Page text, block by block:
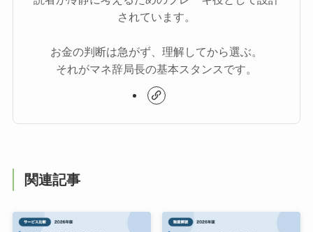
されています。
お金の判断は急がず、理解してから選ぶ。
それがマネ辞局長の基本スタンスです。
関連記事